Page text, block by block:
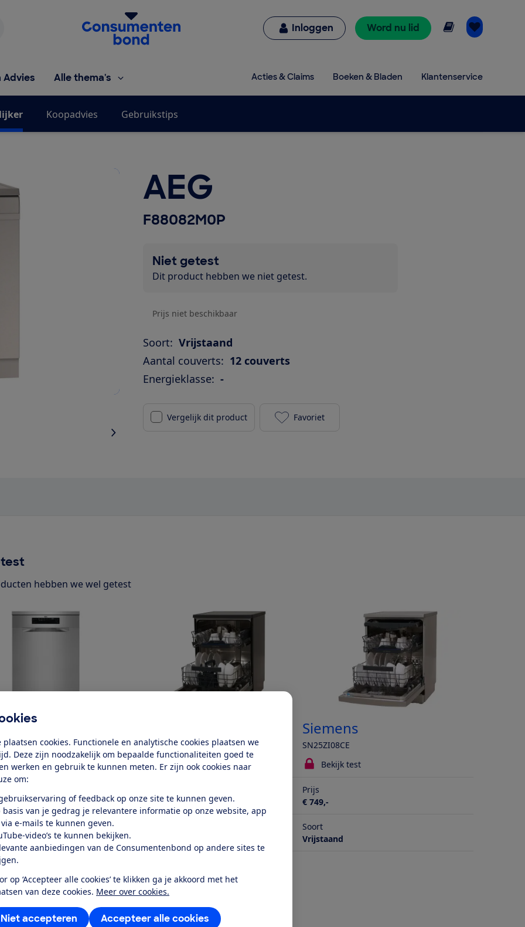
plaatsen cookies. Functionele en analytische cookies plaatsen we
Deze zijn noodzakelijk om bepaalde functionaliteiten goed te
werken en gebruik te kunnen meten. Er zijn ook cookies naar
om:
of feedback op onze site te kunnen geven.
basis van je gedrag je relevantere informatie op onze website, app
e-mails te kunnen geven.
video’s te kunnen bekijken.
aanbiedingen van de Consumentenbond op andere sites te
op ‘Accepteer alle cookies’ te klikken ga je akkoord met het
van deze cookies. Meer over cookies.
Accepteer alle cookies
Niet accepteren
Homepage van de Consumentenbond
Inloggen Word nu lid Online lezen
Advies Alle thema's Acties & Claims Boeken & Bladen Klantenservice
Koopadvies Gebruikstips
AEG
F88082M0P
Niet getest
Dit product hebben we niet getest.
Prijs niet beschikbaar
Soort: Vrijstaand
Aantal couverts: 12 couverts
Energieklasse: -
Vergelijk dit product AEG F88082M0P toevoegen aan je favorieten
Favoriet
hebben we wel getest
SN23EC22AE
Siemens
SN25ZI08CE
test
Bekijk test Bekijk test
€ 750,-
Prijs
€ 749,-
Soort
Vrijstaand
alle geteste producten